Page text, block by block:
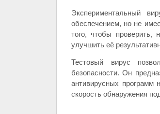
Экспериментальный
обеспечением, но не
того, чтобы проверить,
улучшить её
Тестовый вирус
безопасности. Он
антивирусных
скорость обнаружения